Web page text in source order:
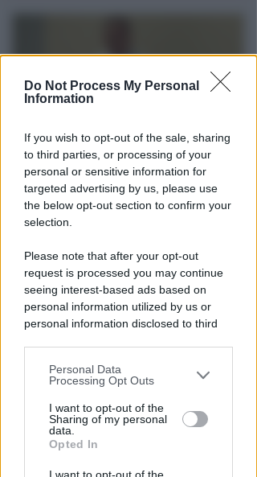
Do Not Process My Personal
Information
If you wish to opt-out of the sale, sharing
to third parties, or processing of your
personal or sensitive information for
targeted advertising by us, please use
the below opt-out section to confirm your
selection.
Please note that after your opt-out
request is processed you may continue
seeing interest-based ads based on
personal information utilized by us or
personal information disclosed to third
You may separately opt-out of the further
disclosure of your personal information
by third parties on the IAB’s list of
downstream participants.
Personal Data
Processing Opt Outs
I want to opt-out of the
Sharing of my personal
data.
Opted In
NO A PISCINE E TERRAZZE
Piano Arenile. Renzi (FdI):
maldestro tentativo di
urbanizzare la spiaggia
diRedazione
EPISODI FUORI E NON DI CLIENTI
Chiusura Red Devil. Legali del